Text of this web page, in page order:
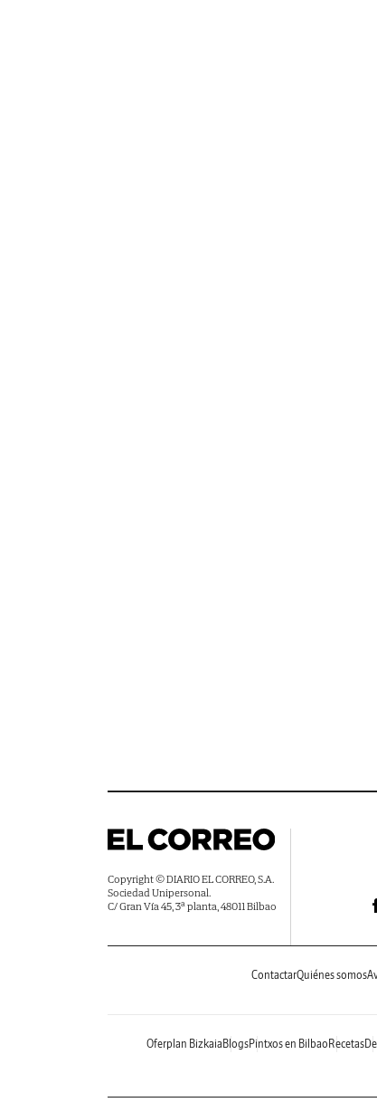
Copyright © DIARIO EL CORREO, S.A.
Sociedad Unipersonal.
C/ Gran Vía 45, 3ª planta, 48011 Bilbao
ContactarQuiénes somos
Oferplan Bizkaia BlogsPintxos en Bilbao Recetas